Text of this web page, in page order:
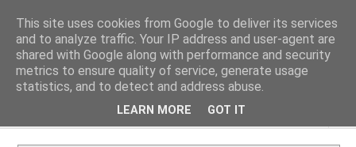
Rue Efteling
Le blog francophone non officiel dédié à Efteling
This site uses cookies from Google to deliver its services
and to analyze traffic. Your IP address and user-agent are
shared with Google along with performance and security
metrics to ensure quality of service, generate usage
statistics, and to detect and address abuse.
LEARN MORE GOT IT